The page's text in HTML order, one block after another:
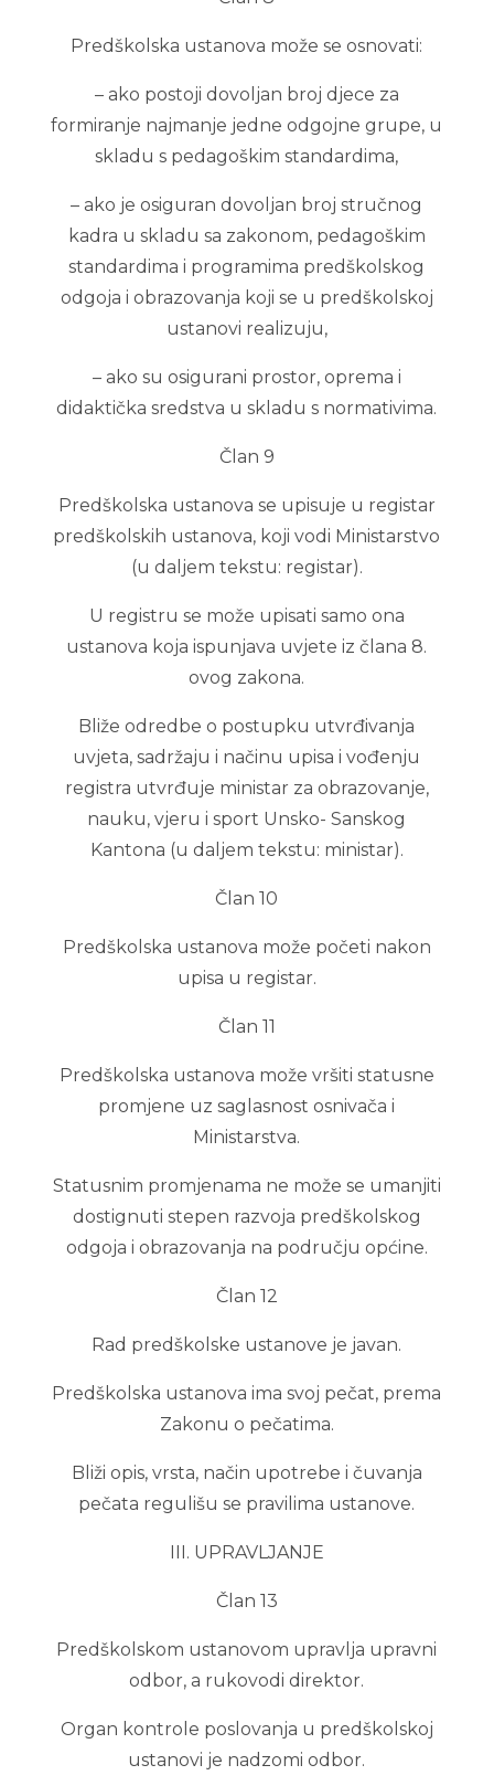
Predškolska ustanova može se osnovati:
– ako postoji dovoljan broj djece za
formiranje najmanje jedne odgojne grupe, u
skladu s pedagoškim standardima,
– ako je osiguran dovoljan broj stručnog
kadra u skladu sa zakonom, pedagoškim
standardima i programima predškolskog
odgoja i obrazovanja koji se u predškolskoj
ustanovi realizuju,
– ako su osigurani prostor, oprema i
didaktička sredstva u skladu s normativima.
Član 9
Predškolska ustanova se upisuje u registar
predškolskih ustanova, koji vodi Ministarstvo
(u daljem tekstu: registar).
U registru se može upisati samo ona
ustanova koja ispunjava uvjete iz člana 8.
ovog zakona.
Bliže odredbe o postupku utvrđivanja
uvjeta, sadržaju i načinu upisa i vođenju
registra utvrđuje ministar za obrazovanje,
nauku, vjeru i sport Unsko- Sanskog
Kantona (u daljem tekstu: ministar).
Član 10
Predškolska ustanova može početi nakon
upisa u registar.
Član 11
Predškolska ustanova može vršiti statusne
promjene uz saglasnost osnivača i
Ministarstva.
Statusnim promjenama ne može se umanjiti
dostignuti stepen razvoja predškolskog
odgoja i obrazovanja na području općine.
Član 12
Rad predškolske ustanove je javan.
Predškolska ustanova ima svoj pečat, prema
Zakonu o pečatima.
Bliži opis, vrsta, način upotrebe i čuvanja
pečata regulišu se pravilima ustanove.
III. UPRAVLJANJE
Član 13
Predškolskom ustanovom upravlja upravni
odbor, a rukovodi direktor.
Organ kontrole poslovanja u predškolskoj
ustanovi je nadzomi odbor.